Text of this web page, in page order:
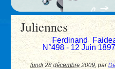
Juliennes
Ferdinand
N°498 - 12 Juin
lundi 28 décembre 2009,par